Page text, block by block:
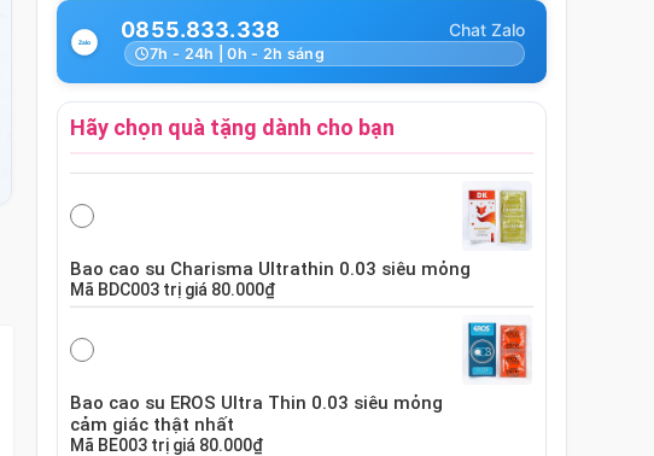
0855.833.338
7h - 24h | 0h - 2h sáng
Hãy chọn quà tặng dành cho bạn
Bao cao su Charisma Ultrathin 0.03 siêu mỏng
Mã BDC003 trị giá 80.000₫
Bao cao su EROS Ultra Thin 0.03 siêu mỏng
cảm giác thật nhất
Mã BE003 trị giá 80.000₫